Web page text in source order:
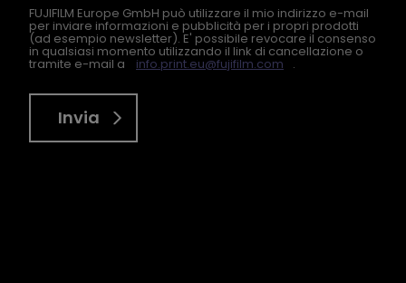
FUJIFILM Europe GmbH può utilizzare il mio indirizzo e-mail
per inviare informazioni e pubblicità per i propri prodotti
(ad esempio newsletter). E' possibile revocare il consenso
in qualsiasi momento utilizzando il link di cancellazione o
tramite e-mail a info.print.eu@fujifilm.com .
Invia